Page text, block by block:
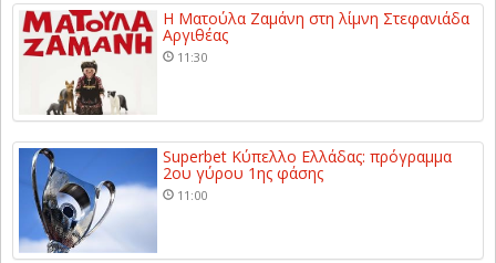
Η Ματούλα Ζαμάνη στη λίμνη Στεφανιάδα
Αργιθέας
11:30
Superbet Κύπελλο Ελλάδας: πρόγραμμα
2ου γύρου 1ης φάσης
11:00